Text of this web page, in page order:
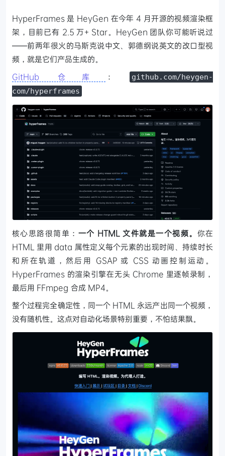
HyperFrames 是 HeyGen 在今年 4 月开源的视频渲染框
架，目前已有 2.5 万+ Star。HeyGen 团队你可能听说过
——前两年很火的马斯克说中文、郭德纲说英文的改口型视
频，就是它们产品生成的。
GitHub 仓库
：
github.com/heygen-
com/hyperframes
核心思路很简单： 一个 HTML 文件就是一个视频。 你在
HTML 里用 data 属性定义每个元素的出现时间、持续时长
和所在轨道，然后用 GSAP 或 CSS 动画控制运动。
HyperFrames 的渲染引擎在无头 Chrome 里逐帧录制，
最后用 FFmpeg 合成 MP4。
整个过程完全确定性，同一个 HTML 永远产出同一个视频，
没有随机性。这点对自动化场景特别重要，不怕结果飘。